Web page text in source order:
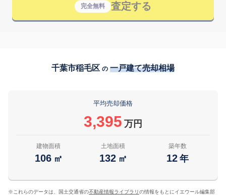
完全無料 査定する
千葉市稲毛区 の 一戸建て売却相場
平均売却価格
3,395 万円
建物面積
106 ㎡
土地面積
132 ㎡
築年数
12 年
※ これらのデータは、国土交通省の不動産情報ライブラリの情報をもとにイエウール編集部